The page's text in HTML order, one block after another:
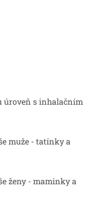
úroveň s inhalačním
muže - tatínky a
ženy - maminky a